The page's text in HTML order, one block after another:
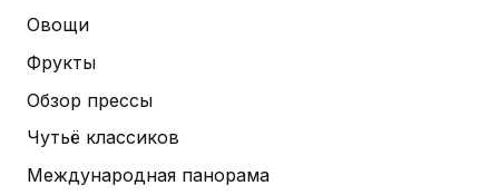
Овощи
Фрукты
Обзор прессы
Чутьё классиков
Международная панорама